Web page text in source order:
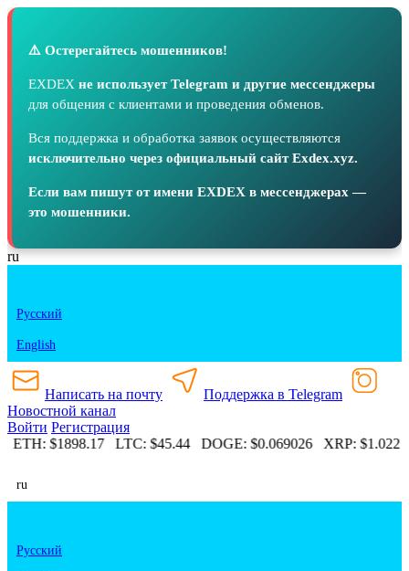
⚠️ Остерегайтесь мошенников!
EXDEX не использует Telegram и другие мессенджеры
для общения с клиентами и проведения обменов.
Вся поддержка и обработка заявок осуществляются
исключительно через официальный сайт Exdex.xyz.
Если вам пишут от имени EXDEX в мессенджерах —
это мошенники.
ru
Русский
English
Написать на почту
Поддержка в Telegram
Новостной канал
Войти Регистрация
ETH:$1898.17 LTC:$45.44 DOGE:$0.069026 XRP:$1.022
ru
Русский